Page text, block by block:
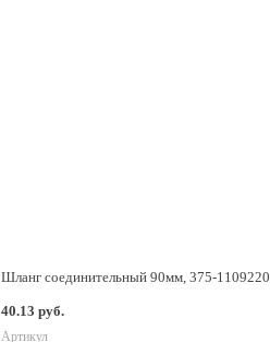
Шланг соединительный 90мм, 375-1109220
40.13 руб.
Артикул